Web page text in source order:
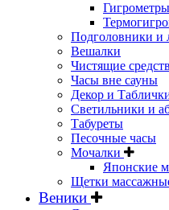
Гигрометры
Подголовники и
Вешалки
Чистящие
Часы вне сауны
Декор и
Светильники и
Табуреты
Песочные часы
Мочалки
Японские
Щетки
Веники